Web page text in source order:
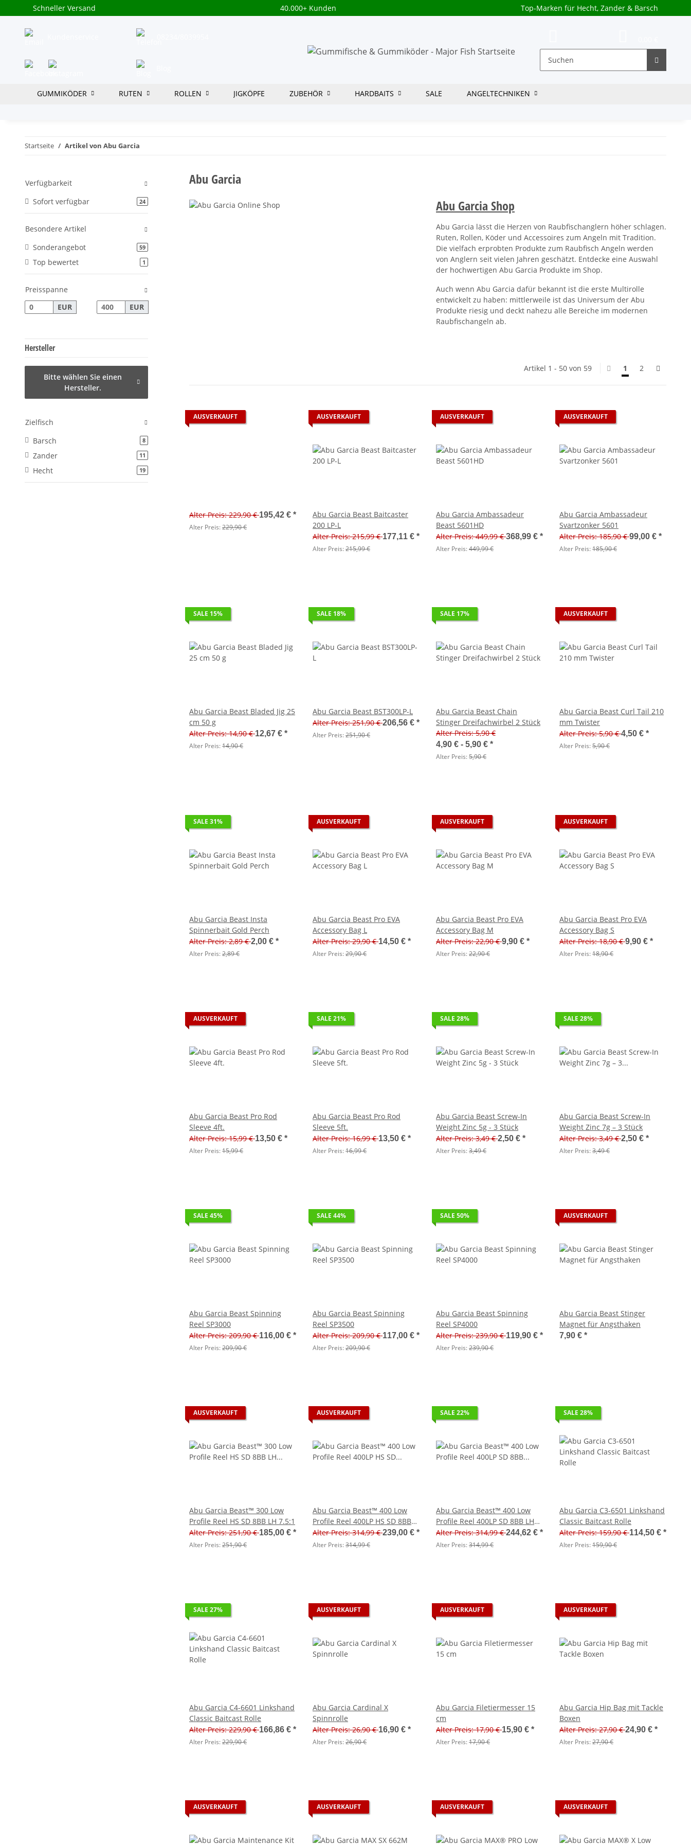
Schneller Versand 40.000+ Kunden Top-Marken für Hecht, Zander & Barsch
GUMMIKÖDER RUTEN ROLLEN JIGKÖPFE ZUBEHÖR HARDBAITS SALE ANGELTECHNIKEN
Startseite Artikel von Abu Garcia
Abu Garcia
Abu Garcia Shop
Abu Garcia lässt die Herzen von Raubfischanglern höher schlagen.
Ruten, Rollen, Köder und Accessoires zum Angeln mit Tradition.
Die vielfach erprobten Produkte zum Raubfisch Angeln werden
von Anglern seit vielen Jahren geschätzt. Entdecke eine Auswahl
der hochwertigen Abu Garcia Produkte im Shop.
Auch wenn Abu Garcia dafür bekannt ist die erste Multirolle
entwickelt zu haben: mittlerweile ist das Universum der Abu
Produkte riesig und deckt nahezu alle Bereiche im modernen
Raubfischangeln ab.
Artikel 1 - 50 von 59 1 2
AUSVERKAUFT
Alter Preis: 229,90 €195,42 € *
Alter Preis:229,90 €
AUSVERKAUFT
Abu Garcia Beast Baitcaster
200 LP-L
Alter Preis: 215,99 €177,11 € *
Alter Preis:215,99 €
AUSVERKAUFT
Abu Garcia Ambassadeur
Beast 5601HD
Alter Preis: 449,99 €368,99 € *
Alter Preis:449,99 €
AUSVERKAUFT
Abu Garcia Ambassadeur
Svartzonker 5601
Alter Preis: 185,90 €99,00 € *
Alter Preis:185,90 €
SALE 15%
Abu Garcia Beast Bladed Jig 25
cm 50 g
Alter Preis: 14,90 €12,67 € *
Alter Preis:14,90 €
SALE 18%
Abu Garcia Beast BST300LP-L
Alter Preis: 251,90 €206,56 € *
Alter Preis:251,90 €
SALE 17%
Abu Garcia Beast Chain
Stinger Dreifachwirbel 2 Stück
Alter Preis: 5,90 €
4,90 € - 5,90 € *
Alter Preis:5,90 €
AUSVERKAUFT
Abu Garcia Beast Curl Tail 210
mm Twister
Alter Preis: 5,90 €4,50 € *
Alter Preis:5,90 €
SALE 31%
Abu Garcia Beast Insta
Spinnerbait Gold Perch
Alter Preis: 2,89 €2,00 € *
Alter Preis:2,89 €
AUSVERKAUFT
Abu Garcia Beast Pro EVA
Accessory Bag L
Alter Preis: 29,90 €14,50 € *
Alter Preis:29,90 €
AUSVERKAUFT
Abu Garcia Beast Pro EVA
Accessory Bag M
Alter Preis: 22,90 €9,90 € *
Alter Preis:22,90 €
AUSVERKAUFT
Abu Garcia Beast Pro EVA
Accessory Bag S
Alter Preis: 18,90 €9,90 € *
Alter Preis:18,90 €
AUSVERKAUFT
Abu Garcia Beast Pro Rod
Sleeve 4ft.
Alter Preis: 15,99 €13,50 € *
Alter Preis:15,99 €
SALE 21%
Abu Garcia Beast Pro Rod
Sleeve 5ft.
Alter Preis: 16,99 €13,50 € *
Alter Preis:16,99 €
SALE 28%
Abu Garcia Beast Screw-In
Weight Zinc 5g - 3 Stück
Alter Preis: 3,49 €2,50 € *
Alter Preis:3,49 €
SALE 28%
Abu Garcia Beast Screw-In
Weight Zinc 7g – 3 Stück
Alter Preis: 3,49 €2,50 € *
Alter Preis:3,49 €
SALE 45%
Abu Garcia Beast Spinning
Reel SP3000
Alter Preis: 209,90 €116,00 € *
Alter Preis:209,90 €
SALE 44%
Abu Garcia Beast Spinning
Reel SP3500
Alter Preis: 209,90 €117,00 € *
Alter Preis:209,90 €
SALE 50%
Abu Garcia Beast Spinning
Reel SP4000
Alter Preis: 239,90 €119,90 € *
Alter Preis:239,90 €
AUSVERKAUFT
Abu Garcia Beast Stinger
Magnet für Angsthaken
7,90 € *
AUSVERKAUFT
Abu Garcia Beast™ 300 Low
Profile Reel HS SD 8BB LH 7.5:1
Alter Preis: 251,90 €185,00 € *
Alter Preis:251,90 €
AUSVERKAUFT
Abu Garcia Beast™ 400 Low
Profile Reel 400LP HS SD 8BB
LH 6.2:1
Alter Preis: 314,99 €239,00 € *
Alter Preis:314,99 €
SALE 22%
Abu Garcia Beast™ 400 Low
Profile Reel 400LP SD 8BB LH
4.8:1
Alter Preis: 314,99 €244,62 € *
Alter Preis:314,99 €
SALE 28%
Abu Garcia C3-6501 Linkshand
Classic Baitcast Rolle
Alter Preis: 159,90 €114,50 € *
Alter Preis:159,90 €
SALE 27%
Abu Garcia C4-6601 Linkshand
Classic Baitcast Rolle
Alter Preis: 229,90 €166,86 € *
Alter Preis:229,90 €
AUSVERKAUFT
Abu Garcia Cardinal X
Spinnrolle
Alter Preis: 26,90 €16,90 € *
Alter Preis:26,90 €
AUSVERKAUFT
Abu Garcia Filetiermesser 15
cm
Alter Preis: 17,90 €15,90 € *
Alter Preis:17,90 €
AUSVERKAUFT
Abu Garcia Hip Bag mit Tackle
Boxen
Alter Preis: 27,90 €24,90 € *
Alter Preis:27,90 €
AUSVERKAUFT AUSVERKAUFT AUSVERKAUFT AUSVERKAUFT
Verfügbarkeit
Sofort verfügbar
24Artikel gefunden
Besondere Artikel
Sonderangebot
59Artikel gefunden
Top bewertet 1Artikel gefunden
Preisspanne
EUR
EUR
Hersteller
Bitte wählen Sie einen
Hersteller.
Zielfisch
Barsch
8Artikel gefunden
Zander 11Artikel gefunden
Hecht 19Artikel gefunden